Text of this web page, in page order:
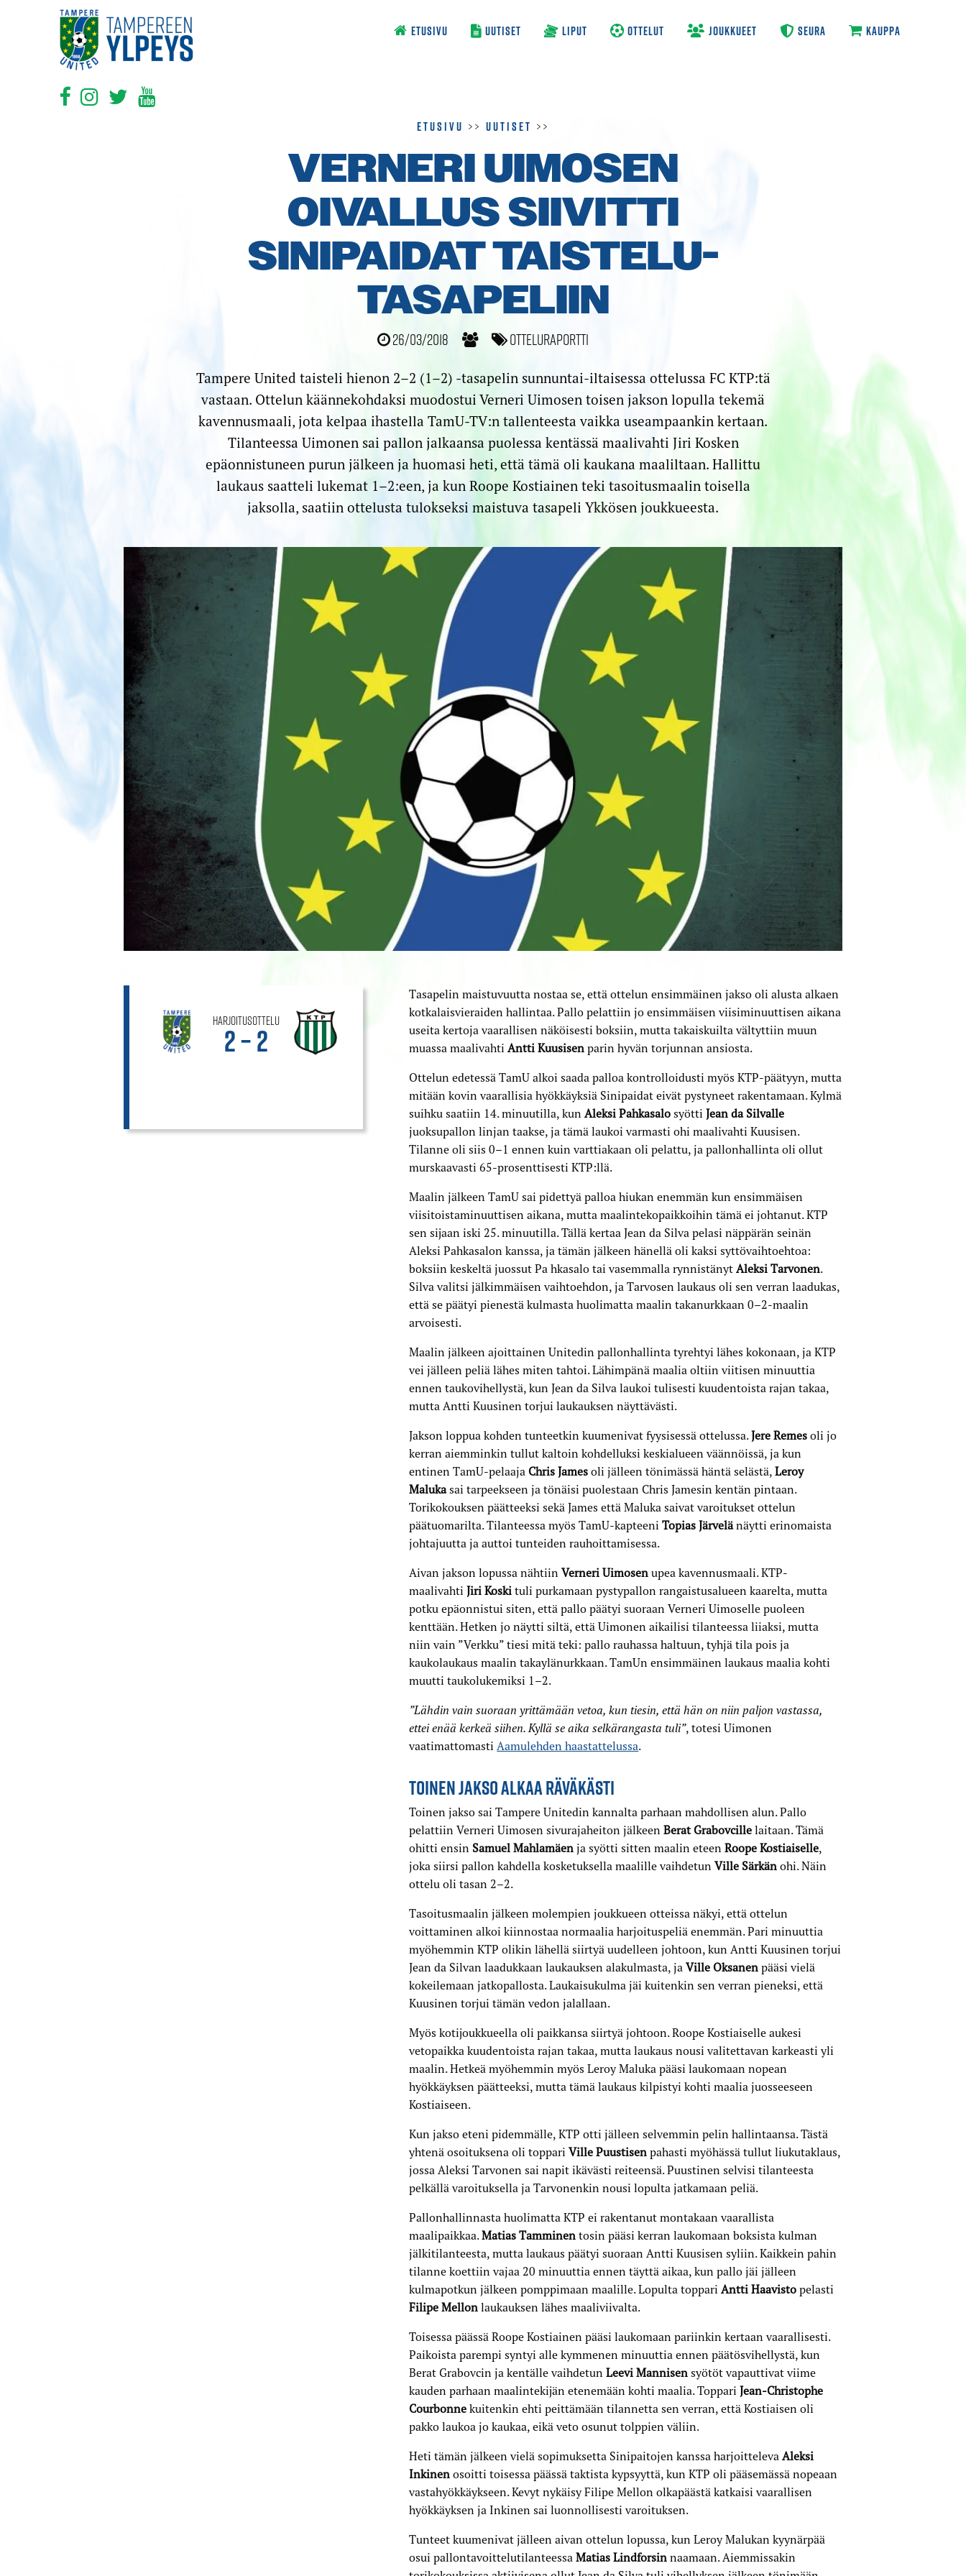
ETUSIVU UUTISET LIPUT OTTELUT JOUKKUEET SEURA KAUPPA
Etusivu >> Uutiset >>
VERNERI UIMOSEN
OIVALLUS SIIVITTI
SINIPAIDAT TAISTELU­
TASA­PELIIN
26/03/2018 Otteluraportti
Tampere United taisteli hienon 2–2 (1–2) -tasapelin sunnuntai-iltaisessa ottelussa FC KTP:tä
vastaan. Ottelun käännekohdaksi muodostui Verneri Uimosen toisen jakson lopulla tekemä
kavennusmaali, jota kelpaa ihastella TamU-TV:n tallenteesta vaikka useampaankin kertaan.
Tilanteessa Uimonen sai pallon jalkaansa puolessa kentässä maalivahti Jiri Kosken
epäonnistuneen purun jälkeen ja huomasi heti, että tämä oli kaukana maaliltaan. Hallittu
laukaus saatteli lukemat 1–2:een, ja kun Roope Kostiainen teki tasoitusmaalin toisella
jaksolla, saatiin ottelusta tulokseksi maistuva tasapeli Ykkösen joukkueesta.
Harjoitusottelu
2 – 2
Tasapelin maistuvuutta nostaa se, että ottelun ensimmäinen jakso oli alusta alkaen
kotkalaisvieraiden hallintaa. Pallo pelattiin jo ensimmäisen viisiminuuttisen aikana
useita kertoja vaarallisen näköisesti boksiin, mutta takaiskuilta vältyttiin muun
muassa maalivahtiAntti Kuusisen parin hyvän torjunnan ansiosta.
Ottelun edetessä TamU alkoi saada palloa kontrolloidusti myös KTP-päätyyn, mutta
mitään kovin vaarallisia hyökkäyksiä Sinipaidat eivät pystyneet rakentamaan. Kylmä
suihku saatiin 14. minuutilla, kunAleksi Pahkasalo syöttiJean da Silvalle
juoksupallon linjan taakse, ja tämä laukoi varmasti ohi maalivahti Kuusisen.
Tilanne oli siis 0–1 ennen kuin varttiakaan oli pelattu, ja pallonhallinta oli ollut
murskaavasti 65-prosenttisesti KTP:llä.
Maalin jälkeen TamU sai pidettyä palloa hiukan enemmän kun ensimmäisen
viisitoistaminuuttisen aikana, mutta maalintekopaikkoihin tämä ei johtanut. KTP
sen sijaan iski 25. minuutilla. Tällä kertaa Jean da Silva pelasi näppärän seinän
Aleksi Pahkasalon kanssa, ja tämän jälkeen hänellä oli kaksi syttövaihtoehtoa:
boksiin keskeltä juossut Pa hkasalo tai vasemmalla rynnistänytAleksi Tarvonen.
Silva valitsi jälkimmäisen vaihtoehdon, ja Tarvosen laukaus oli sen verran laadukas,
että se päätyi pienestä kulmasta huolimatta maalin takanurkkaan 0–2-maalin
arvoisesti.
Maalin jälkeen ajoittainen Unitedin pallonhallinta tyrehtyi lähes kokonaan, ja KTP
vei jälleen peliä lähes miten tahtoi. Lähimpänä maalia oltiin viitisen minuuttia
ennen taukovihellystä, kun Jean da Silva laukoi tulisesti kuudentoista rajan takaa,
mutta Antti Kuusinen torjui laukauksen näyttävästi.
Jakson loppua kohden tunteetkin kuumenivat fyysisessä ottelussa.Jere Remes oli jo
kerran aiemminkin tullut kaltoin kohdelluksi keskialueen väännöissä, ja kun
entinen TamU-pelaajaChris James oli jälleen tönimässä häntä selästä,Leroy
Malukasai tarpeekseen ja tönäisi puolestaan Chris Jamesin kentän pintaan.
Torikokouksen päätteeksi sekä James että Maluka saivat varoitukset ottelun
päätuomarilta. Tilanteessa myös TamU-kapteeniTopias Järvelänäytti erinomaista
johtajuutta ja auttoi tunteiden rauhoittamisessa.
Aivan jakson lopussa nähtiinVerneri Uimosen upea kavennusmaali. KTP-
maalivahtiJiri Koski tuli purkamaan pystypallon rangaistusalueen kaarelta, mutta
potku epäonnistui siten, että pallo päätyi suoraan Verneri Uimoselle puoleen
kenttään. Hetken jo näytti siltä, että Uimonen aikailisi tilanteessa liiaksi, mutta
niin vain ”Verkku” tiesi mitä teki: pallo rauhassa haltuun, tyhjä tila pois ja
kaukolaukaus maalin takaylänurkkaan. TamUn ensimmäinen laukaus maalia kohti
muutti taukolukemiksi 1–2.
”Lähdin vain suoraan yrittämään vetoa, kun tiesin, että hän on niin paljon vastassa,
ettei enää kerkeä siihen. Kyllä se aika selkärangasta tuli”, totesi Uimonen
vaatimattomastiAamulehden haastattelussa.
TOINEN JAKSO ALKAA RÄVÄKÄSTI
Toinen jakso sai Tampere Unitedin kannalta parhaan mahdollisen alun. Pallo
pelattiin Verneri Uimosen sivurajaheiton jälkeenBerat Grabovcille laitaan. Tämä
ohitti ensin Samuel Mahlamäen ja syötti sitten maalin eteenRoope Kostiaiselle,
joka siirsi pallon kahdella kosketuksella maalille vaihdetunVille Särkän ohi. Näin
ottelu oli tasan 2–2.
Tasoitusmaalin jälkeen molempien joukkueen otteissa näkyi, että ottelun
voittaminen alkoi kiinnostaa normaalia harjoituspeliä enemmän. Pari minuuttia
myöhemmin KTP olikin lähellä siirtyä uudelleen johtoon, kun Antti Kuusinen torjui
Jean da Silvan laadukkaan laukauksen alakulmasta, jaVille Oksanen pääsi vielä
kokeilemaan jatkopallosta. Laukaisukulma jäi kuitenkin sen verran pieneksi, että
Kuusinen torjui tämän vedon jalallaan.
Myös kotijoukkueella oli paikkansa siirtyä johtoon. Roope Kostiaiselle aukesi
vetopaikka kuudentoista rajan takaa, mutta laukaus nousi valitettavan karkeasti yli
maalin. Hetkeä myöhemmin myös Leroy Maluka pääsi laukomaan nopean
hyökkäyksen päätteeksi, mutta tämä laukaus kilpistyi kohti maalia juosseeseen
Kostiaiseen.
Kun jakso eteni pidemmälle, KTP otti jälleen selvemmin pelin hallintaansa. Tästä
yhtenä osoituksena oli toppariVille Puustisen pahasti myöhässä tullut liukutaklaus,
jossa Aleksi Tarvonen sai napit ikävästi reiteensä. Puustinen selvisi tilanteesta
pelkällä varoituksella ja Tarvonenkin nousi lopulta jatkamaan peliä.
Pallonhallinnasta huolimatta KTP ei rakentanut montakaan vaarallista
maalipaikkaa.Matias Tamminen tosin pääsi kerran laukomaan boksista kulman
jälkitilanteesta, mutta laukaus päätyi suoraan Antti Kuusisen syliin. Kaikkein pahin
tilanne koettiin vajaa 20 minuuttia ennen täyttä aikaa, kun pallo jäi jälleen
kulmapotkun jälkeen pomppimaan maalille. Lopulta toppariAntti Haavisto pelasti
Filipe Mellon laukauksen lähes maaliviivalta.
Toisessa päässä Roope Kostiainen pääsi laukomaan pariinkin kertaan vaarallisesti.
Paikoista parempi syntyi alle kymmenen minuuttia ennen päätösvihellystä, kun
Berat Grabovcin ja kentälle vaihdetunLeevi Mannisen syötöt vapauttivat viime
kauden parhaan maalintekijän etenemään kohti maalia. ToppariJean-Christophe
Courbonne kuitenkin ehti peittämään tilannetta sen verran, että Kostiaisen oli
pakko laukoa jo kaukaa, eikä veto osunut tolppien väliin.
Heti tämän jälkeen vielä sopimuksetta Sinipaitojen kanssa harjoittelevaAleksi
Inkinen osoitti toisessa päässä taktista kypsyyttä, kun KTP oli pääsemässä nopeaan
vastahyökkäykseen. Kevyt nykäisy Filipe Mellon olkapäästä katkaisi vaarallisen
hyökkäyksen ja Inkinen sai luonnollisesti varoituksen.
Tunteet kuumenivat jälleen aivan ottelun lopussa, kun Leroy Malukan kyynärpää
osui pallontavoittelutilanteessaMatias Lindforsin naamaan. Aiemmissakin